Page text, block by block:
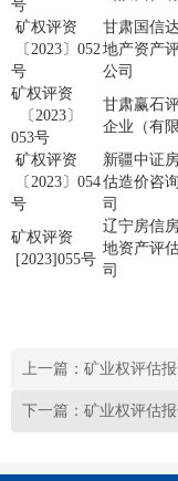
号
矿权评资
〔2023〕052
号
甘肃国信
地产资产
公司
矿权评资
〔2023〕
053号
甘肃赢石
企业（有
矿权评资
〔2023〕054
号
新疆中证
估造价咨
司
矿权评资
[2023]055号
辽宁房信
地资产评
司
上一篇：矿业权评估
下一篇：矿业权评估